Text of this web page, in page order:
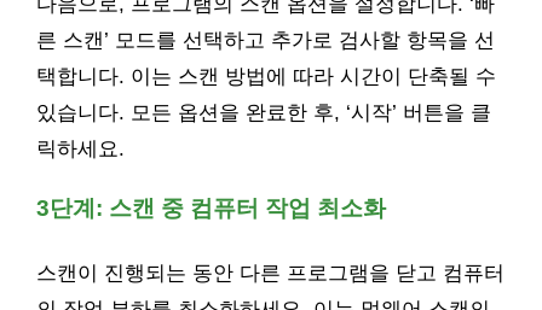
른 스캔’ 모드를 선택하고 추가로 검사할 항목을 선
택합니다. 이는 스캔 방법에 따라 시간이 단축될 수
있습니다. 모든 옵션을 완료한 후, ‘시작’ 버튼을 클
릭하세요.
3단계: 스캔 중 컴퓨터 작업 최소화
스캔이 진행되는 동안 다른 프로그램을 닫고 컴퓨터